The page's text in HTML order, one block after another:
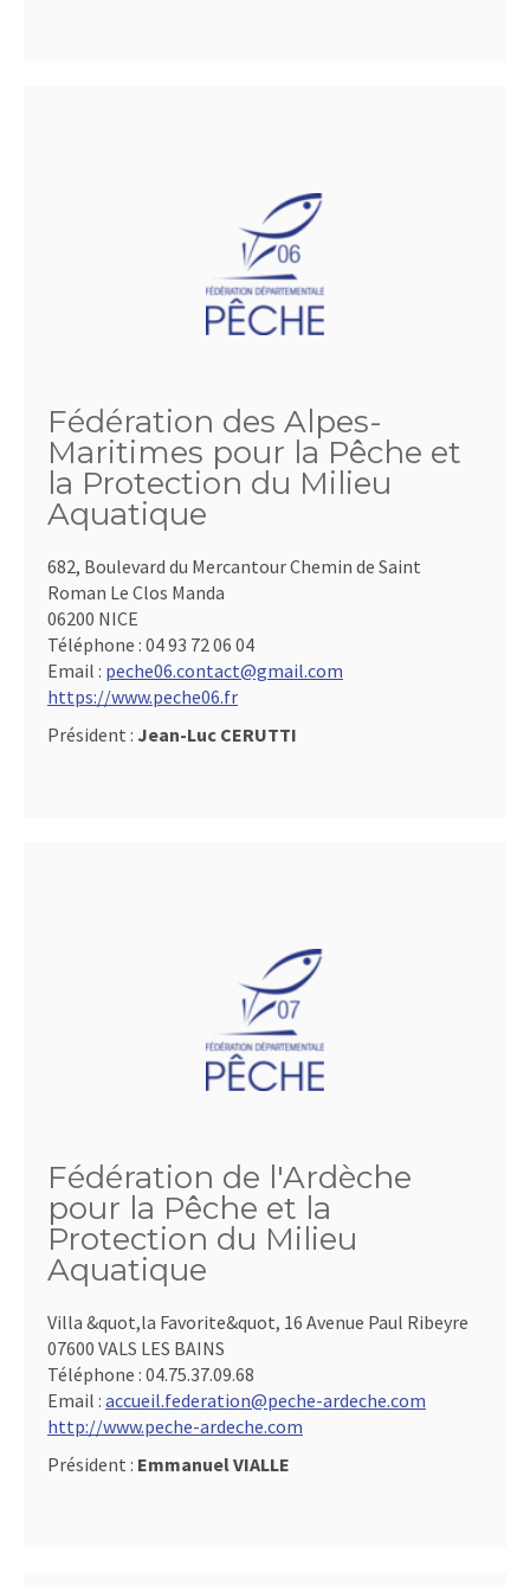
Fédération des Alpes-
Maritimes pour la Pêche et
la Protection du Milieu
Aquatique
682, Boulevard du Mercantour Chemin de Saint
Roman Le Clos Manda
06200 NICE
Téléphone : 04 93 72 06 04
Email : peche06.contact@gmail.com
https://www.peche06.fr
Président : Jean-Luc CERUTTI
Fédération de l'Ardèche
pour la Pêche et la
Protection du Milieu
Aquatique
Villa &quot,la Favorite&quot, 16 Avenue Paul Ribeyre
07600 VALS LES BAINS
Téléphone : 04.75.37.09.68
Email : accueil.federation@peche-ardeche.com
http://www.peche-ardeche.com
Président : Emmanuel VIALLE